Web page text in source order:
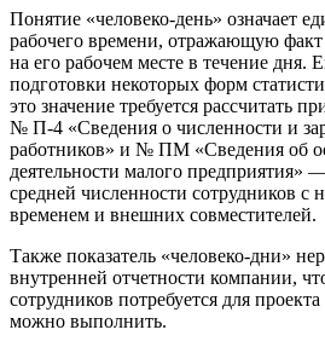
Понятие «человеко‑день» означает
рабочего времени, отражающую факт
на его рабочем месте в течение дня.
подготовки некоторых форм
это значение требуется рассчитать
№ П-4 «Сведения о численности и
работников» и № ПМ «Сведения об
деятельности малого предприятия»
средней численности сотрудников с
временем и внешних совместителей.
Также показатель «человеко‑дни»
внутренней отчетности компании,
сотрудников потребуется для
можно выполнить.